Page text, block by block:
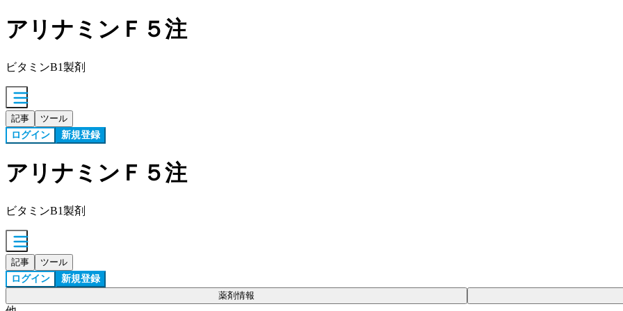
アリナミンＦ５注
ビタミンB1製剤
記事 ツール
ログイン 新規登録
アリナミンＦ５注
ビタミンB1製剤
記事 ツール
ログイン 新規登録
薬剤情報